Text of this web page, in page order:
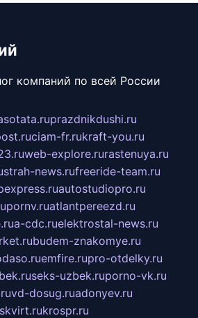
компаний по всей России
prazdnikdushi.ru
ciam-fr.rukraft-you.ru
web-explore.rurastenuya.ru
strah-news.rufreeride-team.ru
autostudiopro.ru
pornv.ruatlantpereezd.ru
a-cdc.ruelektrostal-news.ru
budem-znakomye.ru
emfire.rupro-otdelky.ru
seks-uzbek.ruporno-vk.ru
vd-dosug.ruadonyev.ru
krospr.ru